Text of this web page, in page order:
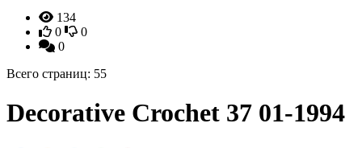
134
0
0
0
Всего страниц: 55
Decorative Crochet 37 01-1994